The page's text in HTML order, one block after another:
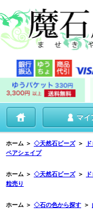
マイ
ホーム ＞ ◇天然石ビーズ ＞
ペアシェイプ
ホーム ＞ ◇天然石ビーズ ＞
粒売り
ホーム ＞ ◇石の色から探す ＞